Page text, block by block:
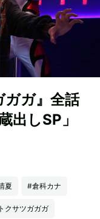
ガ』全話
出しSP」
夏 #倉科カナ
クサツガガガ